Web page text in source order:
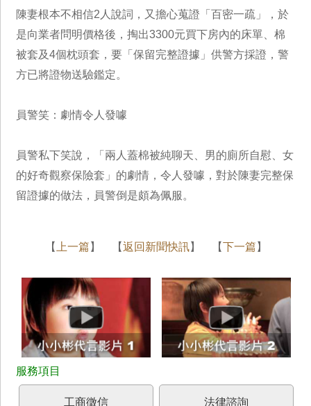
陳妻根本不相信2人說詞，又擔心蒐證「百密一疏」，於
是向業者問明價格後，掏出3300元買下房內的床單、棉
被套及4個枕頭套，要「保留完整證據」供警方採證，警
方已將證物送驗鑑定。
員警笑：劇情令人發噱
員警私下笑說，「兩人蓋棉被純聊天、男的廁所自慰、女
的好奇觀察保險套」的劇情，令人發噱，對於陳妻完整保
留證據的做法，員警倒是頗為佩服。
【 上一篇 】 【返回新聞快訊】 【下一篇 】
工商徵信 法律諮詢